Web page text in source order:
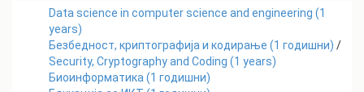
Data science in computer science and engineering (1
years)
Безбедност, криптографија и кодирање (1 годишни) /
Security, Cryptography and Coding (1 years)
Биоинформатика (1 годишни)